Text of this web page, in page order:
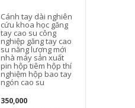
Cánh tay dài nghiên
cứu khoa học găng
tay cao su công
nghiệp găng tay cao
su năng lượng mới
nhà máy sản xuất
pin hộp tiêm hộp thí
nghiệm hộp bao tay
ngón cao su
350,000